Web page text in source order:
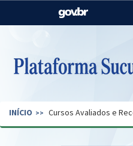
Casa Civil
Pecuária e
Secretaria de Governo
INÍCIO Cursos Avaliados e